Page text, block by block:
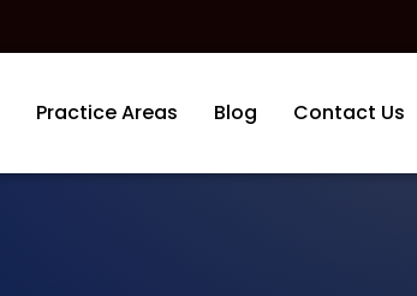
Practice Areas Blog Contact Us